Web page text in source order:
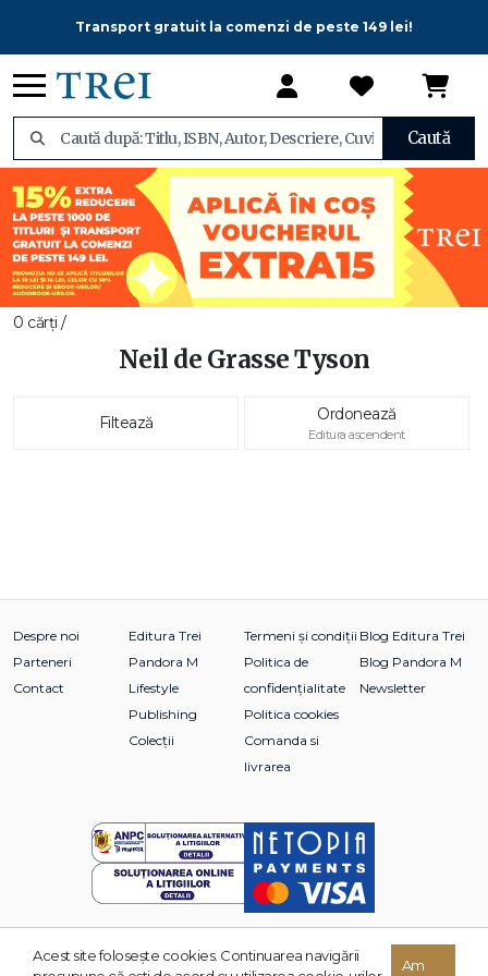
Transport gratuit la comenzi de peste 149 lei!
Caută
0 cărți /
Neil de Grasse Tyson
Filtează Ordonează
Editura ascendent
Despre noi
Parteneri
Contact
Editura Trei
Pandora M
Lifestyle
Publishing
Colecții
Termeni și condiții
Politica de
confidențialitate
Politica cookies
Comanda si
livrarea
Blog Editura Trei
Blog Pandora M
Newsletter
© 2026 Grupul Editorial TREI. Toate drepturile rezervate.
Acest site foloseşte cookies. Continuarea navigării
Am